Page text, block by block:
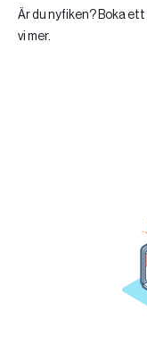
Är du nyfiken? Boka
vi mer.